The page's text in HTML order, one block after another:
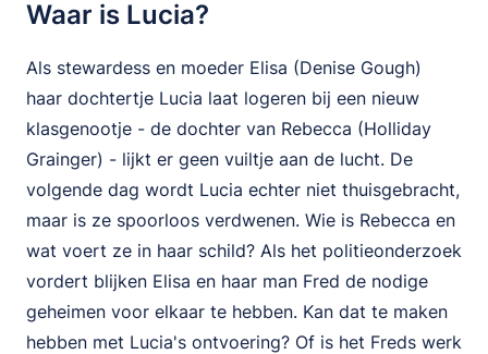
Waar is Lucia?
Als stewardess en moeder Elisa (Denise Gough)
haar dochtertje Lucia laat logeren bij een nieuw
klasgenootje - de dochter van Rebecca (Holliday
Grainger) - lijkt er geen vuiltje aan de lucht. De
volgende dag wordt Lucia echter niet thuisgebracht,
maar is ze spoorloos verdwenen. Wie is Rebecca en
wat voert ze in haar schild? Als het politieonderzoek
vordert blijken Elisa en haar man Fred de nodige
geheimen voor elkaar te hebben. Kan dat te maken
hebben met Lucia's ontvoering? Of is het Freds werk